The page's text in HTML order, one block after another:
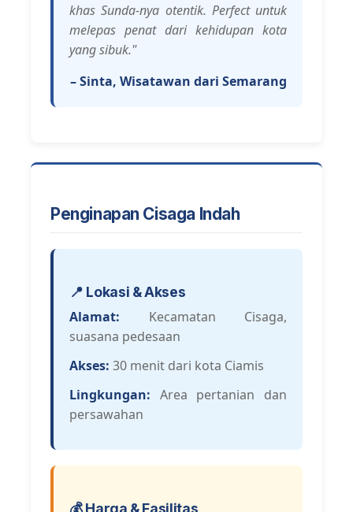
khas Sunda-nya otentik. Perfect untuk
melepas penat dari kehidupan kota
yang sibuk."
– Sinta, Wisatawan dari Semarang
Penginapan Cisaga Indah
📍 Lokasi & Akses
Alamat: Kecamatan Cisaga,
suasana pedesaan
Akses: 30 menit dari kota Ciamis
Lingkungan: Area pertanian dan
persawahan
💰 Harga & Fasilitas